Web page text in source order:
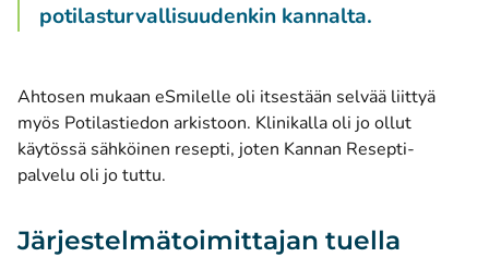
potilasturvallisuudenkin kannalta.
Ahtosen mukaan eSmilelle oli itsestään selvää liittyä
myös Potilastiedon arkistoon. Klinikalla oli jo ollut
käytössä sähköinen resepti, joten Kannan Resepti-
palvelu oli jo tuttu.
Järjestelmätoimittajan tuella